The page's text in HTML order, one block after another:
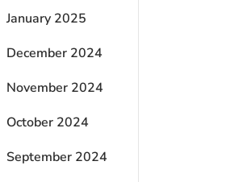
January 2025
December 2024
November 2024
October 2024
September 2024